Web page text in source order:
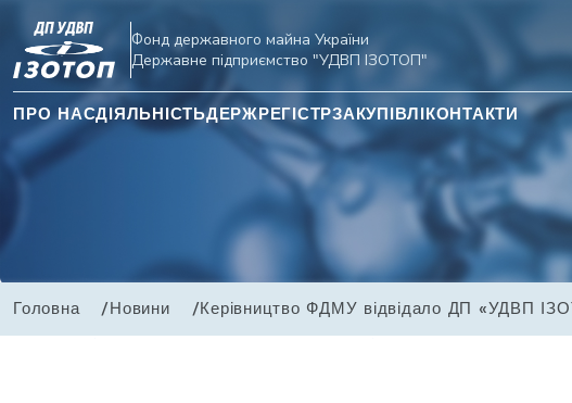
Фонд державного майна України
Державне підприємство "УДВП ІЗОТОП"
ПРО НАСДІЯЛЬНІСТЬДЕРЖРЕГІСТРЗАКУПІВЛІКОНТАКТИ
Головна Новини Керівництво ФДМУ відвідало ДП «УДВП